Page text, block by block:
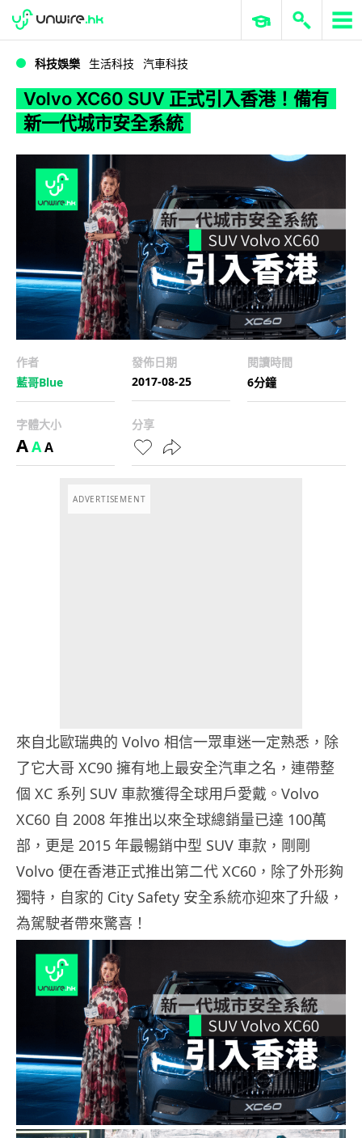
WWDC 2026 ERP 與商業 AI
科技娛樂 生活科技 汽車科技
Volvo XC60 SUV 正式引入香港！備有
新一代城市安全系統
作者
藍哥Blue
發佈日期
2017-08-25
閱讀時間
6分鐘
字體大小
AAA
分享
ADVERTISEMENT
來自北歐瑞典的 Volvo 相信一眾車迷一定熟悉，除
了它大哥 XC90 擁有地上最安全汽車之名 ，連帶整
個 XC 系列 SUV 車款獲得全球用戶愛戴。Volvo
XC60 自 2008 年推出以來全球總銷量已達 100萬
部，更是 2015 年最暢銷中型 SUV 車款，剛剛
Volvo 便在香港正式推出第二代 XC60，除了外形夠
獨特，自家的 City Safety 安全系統亦迎來了升級，
為駕駛者帶來驚喜！